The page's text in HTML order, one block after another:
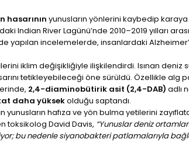
hasarının yunusların yönlerini kaybedip karaya
River Lagünü’nde 2010–2019 yılları
yapılan incelemelerde, insanlardaki
iklim değişikliğiyle ilişkilendirdi. Isınan deniz
tetikleyebileceği öne sürüldü. Özellikle alg
2,4-diaminobütirik asit (2,4-DAB) adlı
daha yüksekolduğu saptandı.
yunusların hafıza ve yön bulma yetilerini
toksikolog David Davis, “Yunuslar deniz
bu nedenle siyanobakteri patlamalarıyla